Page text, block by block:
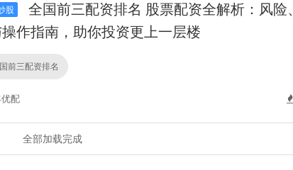
股
全国前三配资排名 股票配资全解析：风险、
作指南，助你投资更上一层楼
前三配资排名
配
全部加载完成